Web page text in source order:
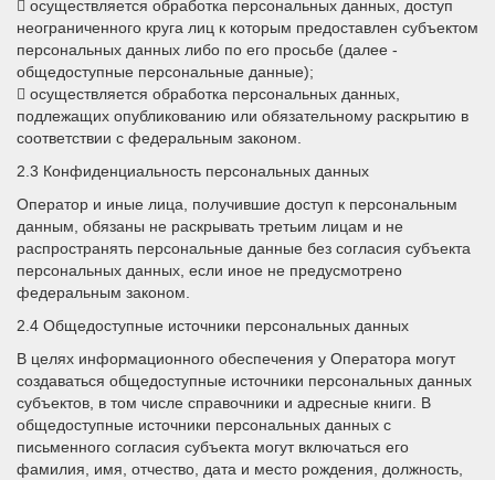
 осуществляется обработка персональных данных, доступ
неограниченного круга лиц к которым предоставлен субъектом
персональных данных либо по его просьбе (далее -
общедоступные персональные данные);
 осуществляется обработка персональных данных,
подлежащих опубликованию или обязательному раскрытию в
соответствии с федеральным законом.
2.3 Конфиденциальность персональных данных
Оператор и иные лица, получившие доступ к персональным
данным, обязаны не раскрывать третьим лицам и не
распространять персональные данные без согласия субъекта
персональных данных, если иное не предусмотрено
федеральным законом.
2.4 Общедоступные источники персональных данных
В целях информационного обеспечения у Оператора могут
создаваться общедоступные источники персональных данных
субъектов, в том числе справочники и адресные книги. В
общедоступные источники персональных данных с
письменного согласия субъекта могут включаться его
фамилия, имя, отчество, дата и место рождения, должность,